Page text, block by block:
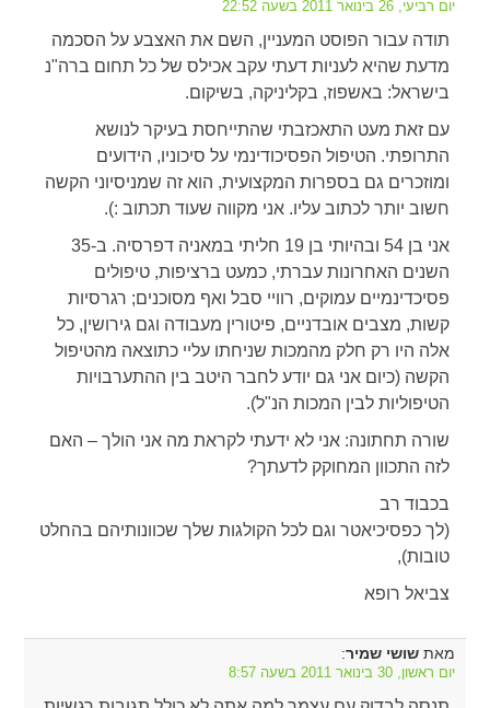
יום רביעי, 26 בינואר 2011 בשעה 22:52
תודה עבור הפוסט המעניין, השם את האצבע על הסכמה
מדעת שהיא לעניות דעתי עקב אכילס של כל תחום ברה"נ
בישראל: באשפוז, בקליניקה, בשיקום.
עם זאת מעט התאכזבתי שהתייחסת בעיקר לנושא
התרופתי. הטיפול הפסיכודינמי על סיכוניו, הידועים
ומוזכרים גם בספרות המקצועית, הוא זה שמניסיוני הקשה
חשוב יותר לכתוב עליו. אני מקווה שעוד תכתוב :).
אני בן 54 ובהיותי בן 19 חליתי במאניה דפרסיה. ב-35
השנים האחרונות עברתי, כמעט ברציפות, טיפולים
פסיכדינמיים עמוקים, רוויי סבל ואף מסוכנים; רגרסיות
קשות, מצבים אובדניים, פיטורין מעבודה וגם גירושין, כל
אלה היו רק חלק מהמכות שניחתו עליי כתוצאה מהטיפול
הקשה (כיום אני גם יודע לחבר היטב בין ההתערבויות
הטיפוליות לבין המכות הנ"ל).
שורה תחתונה: אני לא ידעתי לקראת מה אני הולך – האם
לזה התכוון המחוקק לדעתך?
בכבוד רב
(לך כפסיכיאטר וגם לכל הקולגות שלך שכוונותיהם בהחלט
טובות),
צביאל רופא
מאתשושי שמיר:
יום ראשון, 30 בינואר 2011 בשעה 8:57